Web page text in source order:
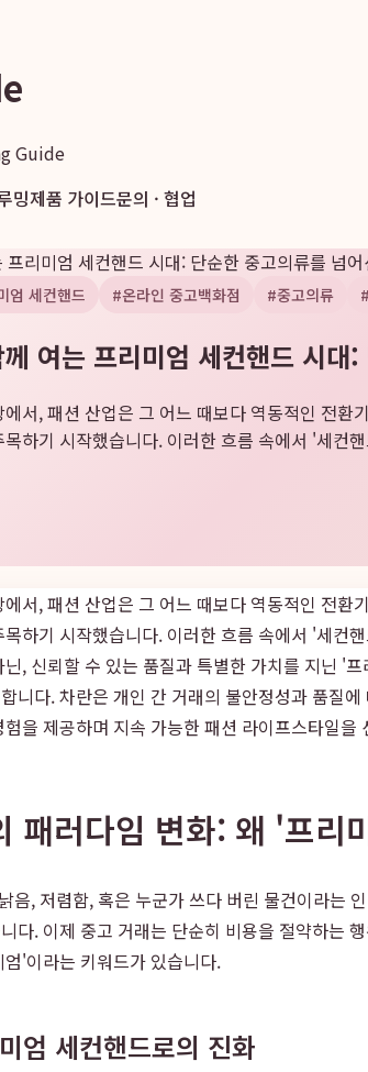
Guide
밍제품 가이드문의 · 협업
리미엄 세컨핸드 시대: 단순한 중고의류를 넘어
엄 세컨핸드 #온라인 중고백화점 #중고의류 #
여는 프리미엄 세컨핸드 시대
서, 패션 산업은 그 어느 때보다 역동적인 전
하기 시작했습니다. 이러한 흐름 속에서 '세컨
서, 패션 산업은 그 어느 때보다 역동적인 전
하기 시작했습니다. 이러한 흐름 속에서 '세컨
, 신뢰할 수 있는 품질과 특별한 가치를 지닌 '
니다. 차란은 개인 간 거래의 불안정성과 품질
을 제공하며 지속 가능한 패션 라이프스타일을
패러다임 변화: 왜 '프리
음, 저렴함, 혹은 누군가 쓰다 버린 물건이라는
다. 이제 중고 거래는 단순히 비용을 절약하는
'이라는 키워드가 있습니다.
엄 세컨핸드로의 진화